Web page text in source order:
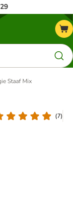
Staaf Mix
(7)